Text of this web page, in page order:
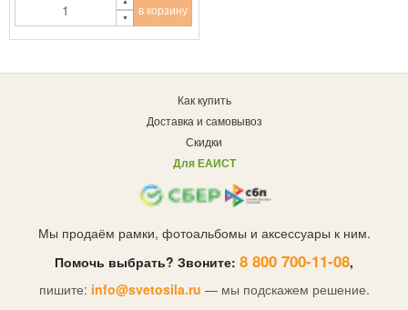
в корзину
Как купить
Доставка и самовывоз
Скидки
Для ЕАИСТ
Мы продаём рамки, фотоальбомы и аксессуары к ним.
Помочь выбрать? Звоните: 8 800 700-11-08,
пишите: info@svetosila.ru — мы подскажем решение.